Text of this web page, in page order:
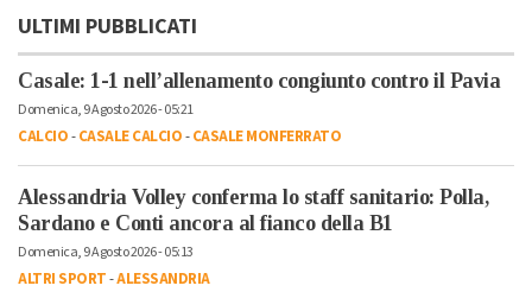
ULTIMI PUBBLICATI
Casale: 1-1 nell’allenamento congiunto contro il Pavia
Domenica, 9 Agosto 2026 - 05:21
CALCIO-CASALE CALCIO-CASALE MONFERRATO
Alessandria Volley conferma lo staff sanitario: Polla,
Sardano e Conti ancora al fianco della B1
Domenica, 9 Agosto 2026 - 05:13
ALTRI SPORT-ALESSANDRIA